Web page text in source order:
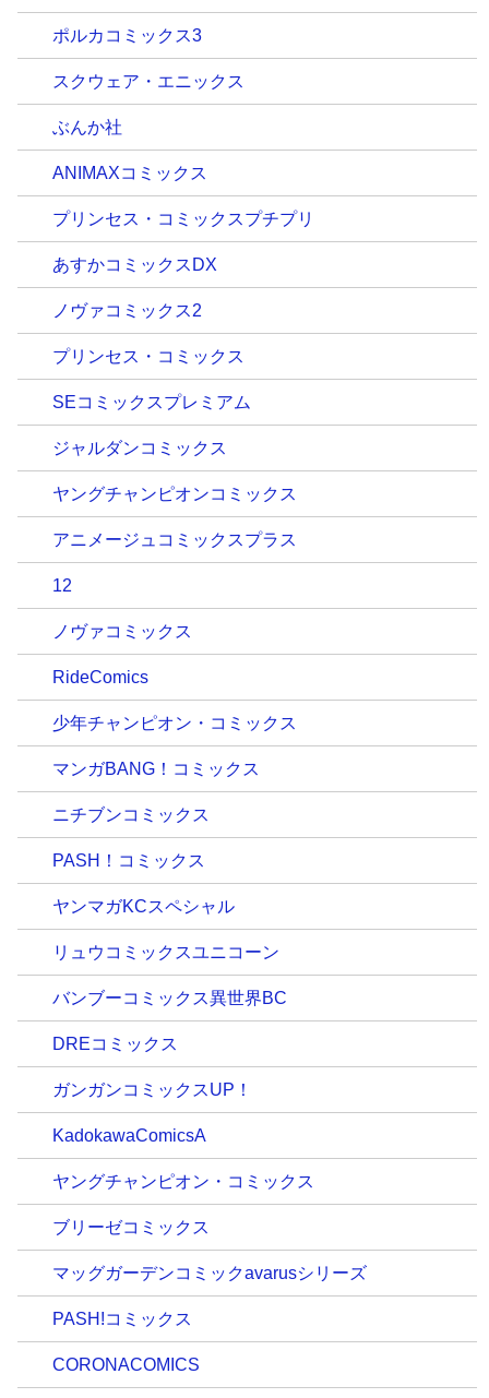
ポルカコミックス3
スクウェア・エニックス
ぶんか社
ANIMAXコミックス
プリンセス・コミックスプチプリ
あすかコミックスDX
ノヴァコミックス2
プリンセス・コミックス
SEコミックスプレミアム
ジャルダンコミックス
ヤングチャンピオンコミックス
アニメージュコミックスプラス
12
ノヴァコミックス
RideComics
少年チャンピオン・コミックス
マンガBANG！コミックス
ニチブンコミックス
PASH！コミックス
ヤンマガKCスペシャル
リュウコミックスユニコーン
バンブーコミックス異世界BC
DREコミックス
ガンガンコミックスUP！
KadokawaComicsA
ヤングチャンピオン・コミックス
ブリーゼコミックス
マッグガーデンコミックavarusシリーズ
PASH!コミックス
CORONACOMICS